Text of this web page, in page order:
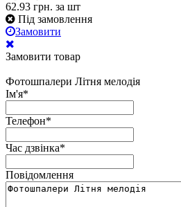
62.93 грн. за шт
Під замовлення
Замовити
Замовити товар
Фотошпалери Літня мелодія
Ім'я*
Телефон*
Час дзвінка*
Повідомлення